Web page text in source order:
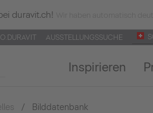
duravit.ch!
AUSSTELLUNGSSUCHE
Inspirieren
Bilddatenbank